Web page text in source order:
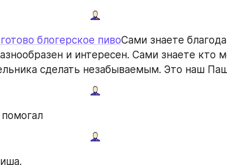
блогерское пивоСами знаете
и интересен. Сами знаете кто
сделать незабываемым. Это наш